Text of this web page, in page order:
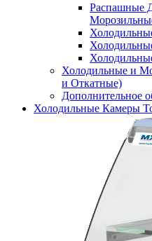
Распашные
Холодильные и
и Откатные)
Дополнительное
Холодильные Камеры